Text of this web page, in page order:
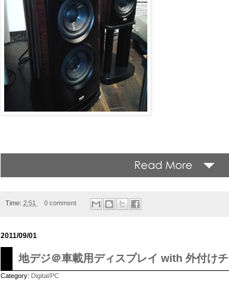
Time: 2:51 0 comment
2011/09/01
地デジ＠車載用ディスプレイ with 外付け
Category: Digital/PC